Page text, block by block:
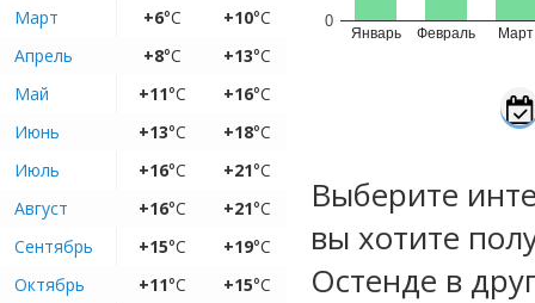
Март
+6°C +10°C
Апрель
+8°C +13°C
Май
+11°C +16°C
Июнь
+13°C +18°C
Июль
+16°C +21°C
Август
+16°C +21°C
Сентябрь
+15°C +19°C
Октябрь
+11°C +15°C
Январь Февраль Март
0
Выберите
вы хотите
Остенде в